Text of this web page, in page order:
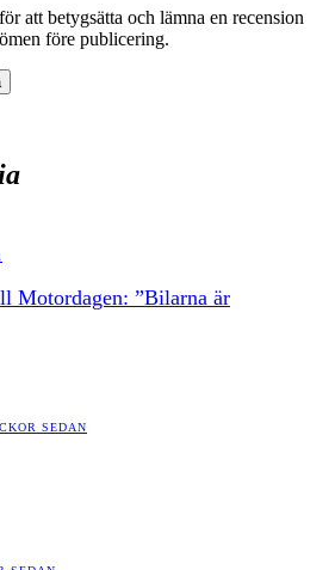
att betygsätta och lämna en recension
före publicering.
Motordagen: ”Bilarna är
SEDAN